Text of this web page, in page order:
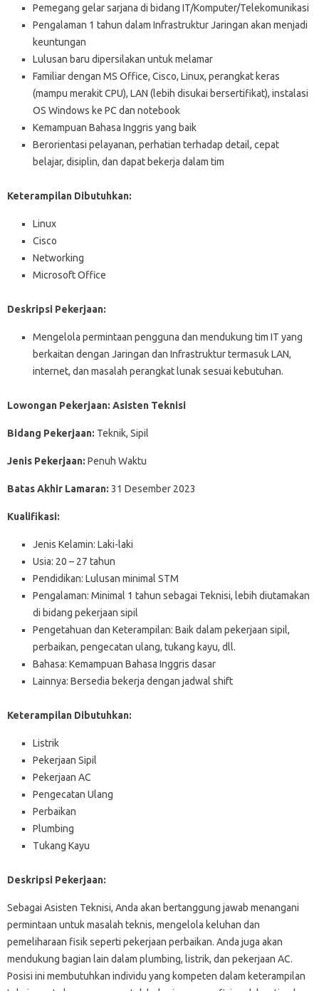
Pemegang gelar sarjana di bidang IT/Komputer/Telekomunikasi
Pengalaman 1 tahun dalam Infrastruktur Jaringan akan menjadi
keuntungan
Lulusan baru dipersilakan untuk melamar
Familiar dengan MS Office, Cisco, Linux, perangkat keras
(mampu merakit CPU), LAN (lebih disukai bersertifikat), instalasi
OS Windows ke PC dan notebook
Kemampuan Bahasa Inggris yang baik
Berorientasi pelayanan, perhatian terhadap detail, cepat
belajar, disiplin, dan dapat bekerja dalam tim
Keterampilan Dibutuhkan:
Linux
Cisco
Networking
Microsoft Office
Deskripsi Pekerjaan:
Mengelola permintaan pengguna dan mendukung tim IT yang
berkaitan dengan Jaringan dan Infrastruktur termasuk LAN,
internet, dan masalah perangkat lunak sesuai kebutuhan.
Lowongan Pekerjaan: Asisten Teknisi
Bidang Pekerjaan: Teknik, Sipil
Jenis Pekerjaan: Penuh Waktu
Batas Akhir Lamaran: 31 Desember 2023
Kualifikasi:
Jenis Kelamin: Laki-laki
Usia: 20 – 27 tahun
Pendidikan: Lulusan minimal STM
Pengalaman: Minimal 1 tahun sebagai Teknisi, lebih diutamakan
di bidang pekerjaan sipil
Pengetahuan dan Keterampilan: Baik dalam pekerjaan sipil,
perbaikan, pengecatan ulang, tukang kayu, dll.
Bahasa: Kemampuan Bahasa Inggris dasar
Lainnya: Bersedia bekerja dengan jadwal shift
Keterampilan Dibutuhkan:
Listrik
Pekerjaan Sipil
Pekerjaan AC
Pengecatan Ulang
Perbaikan
Plumbing
Tukang Kayu
Deskripsi Pekerjaan:
Sebagai Asisten Teknisi, Anda akan bertanggung jawab menangani
permintaan untuk masalah teknis, mengelola keluhan dan
pemeliharaan fisik seperti pekerjaan perbaikan. Anda juga akan
mendukung bagian lain dalam plumbing, listrik, dan pekerjaan AC.
Posisi ini membutuhkan individu yang kompeten dalam keterampilan